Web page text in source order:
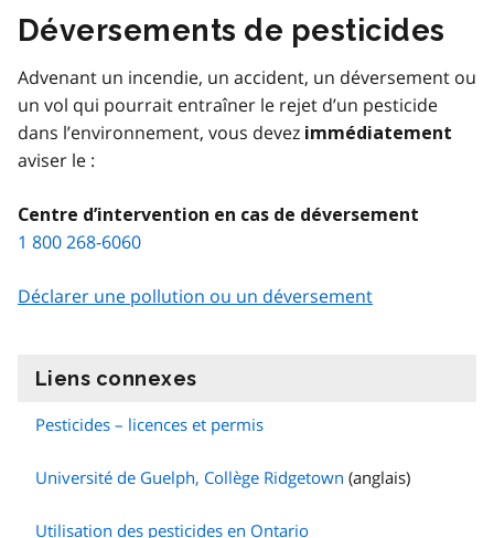
Déversements de pesticides
Advenant un incendie, un accident, un déversement ou
un vol qui pourrait entraîner le rejet d’un pesticide
dans l’environnement, vous devez immédiatement
aviser le :
Centre d’intervention en cas de déversement
1 800 268-6060
Déclarer une pollution ou un déversement
Liens connexes
Pesticides – licences et permis
Université de Guelph, Collège Ridgetown (anglais)
Utilisation des pesticides en Ontario